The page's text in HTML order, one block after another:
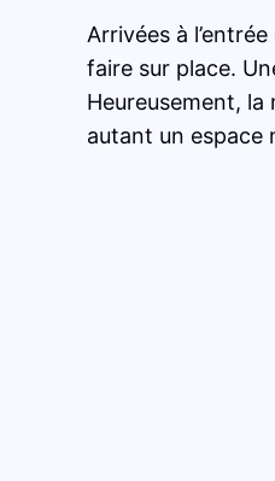
Arrivées à l’entrée
faire sur place.
Heureusement, la
autant un espace